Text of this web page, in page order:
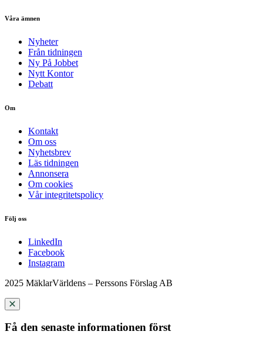
Våra ämnen
Nyheter
Från tidningen
Ny På Jobbet
Nytt Kontor
Debatt
Om
Kontakt
Om oss
Nyhetsbrev
Läs tidningen
Annonsera
Om cookies
Vår integritetspolicy
Följ oss
LinkedIn
Facebook
Instagram
2025 MäklarVärldens – Perssons Förslag AB
Få den senaste informationen först